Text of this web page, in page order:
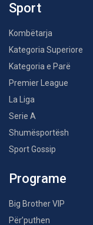
Sport
Kombëtarja
Kategoria Superiore
Kategoria e Parë
Premier League
La Liga
Serie A
Shumësportësh
Sport Gossip
Programe
Big Brother VIP
Për’puthen